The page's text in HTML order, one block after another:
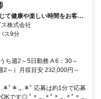
て健康や楽しい時間をお客様
株式会社
ス9分
ち週2～5日勤務 A 6：30～
2～）月収目安 232,000円～
＊ﾟ＊.｡.＊ﾟ 応募は約1分で応募
です◎ ﾟ＊.｡.＊ﾟ＊.｡.＊ﾟ＊.｡.